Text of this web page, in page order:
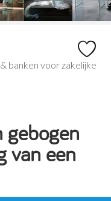
banken voor zakelijke
gebogen
van een